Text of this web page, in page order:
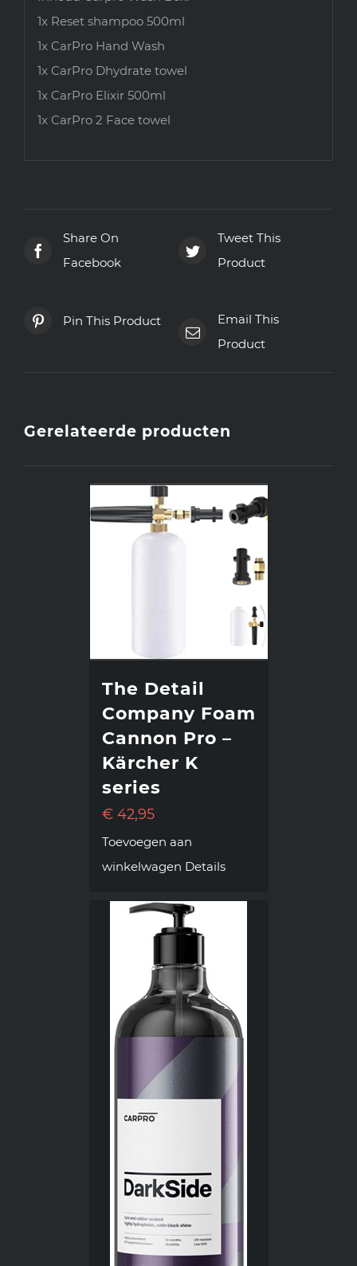
1x Reset shampoo 500ml
1x CarPro Hand Wash
1x CarPro Dhydrate towel
1x CarPro Elixir 500ml
1x CarPro 2 Face towel
Share On
Facebook
Tweet This
Product
Pin This Product
Email This
Product
Gerelateerde producten
The Detail
Company Foam
Cannon Pro –
Kärcher K
series
€42,95
Toevoegen aan
winkelwagen Details